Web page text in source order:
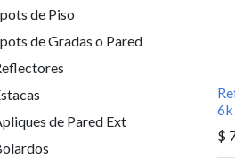
de Piso
de Gradas o Pared
de Pared Ext
$
y
de Precios,
y
de Privacidad
de Calidad
de negocio
y distribución
decoración de